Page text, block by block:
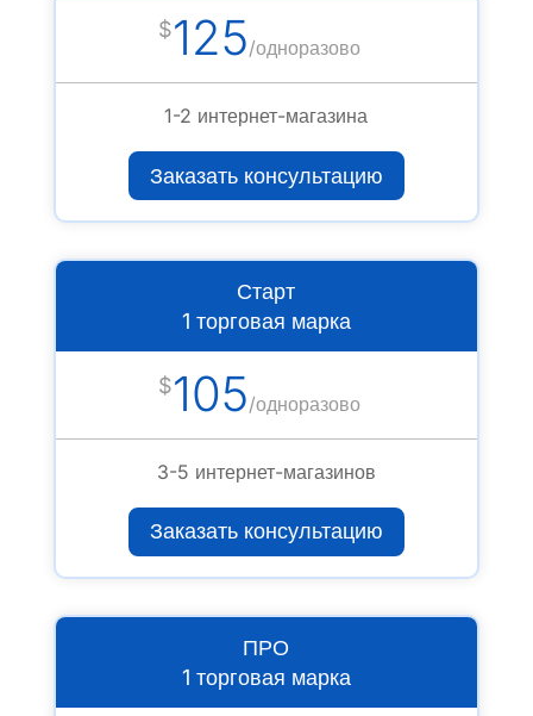
$125/одноразово
1-2 интернет-магазина
Заказать консультацию
Старт
1 торговая марка
$105/одноразово
3-5 интернет-магазинов
Заказать консультацию
ПРО
1 торговая марка